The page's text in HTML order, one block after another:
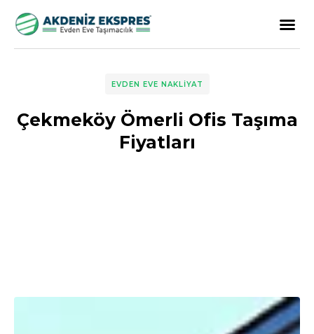
EVDEN EVE NAKLIYAT
Çekmeköy Ömerli Ofis Taşıma
Fiyatları